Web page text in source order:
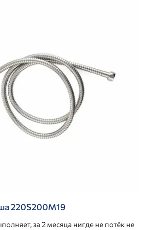
220S200M19
за 2 месяца нигде не потёк не